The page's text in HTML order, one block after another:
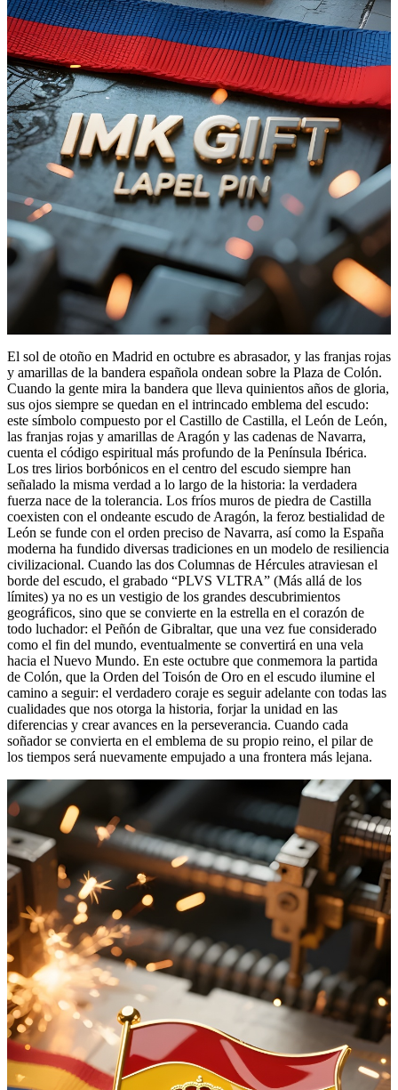
El sol de otoño en Madrid en octubre es abrasador, y las franjas rojas
y amarillas de la bandera española ondean sobre la Plaza de Colón.
Cuando la gente mira la bandera que lleva quinientos años de gloria,
sus ojos siempre se quedan en el intrincado emblema del escudo:
este símbolo compuesto por el Castillo de Castilla, el León de León,
las franjas rojas y amarillas de Aragón y las cadenas de Navarra,
cuenta el código espiritual más profundo de la Península Ibérica.
Los tres lirios borbónicos en el centro del escudo siempre han
señalado la misma verdad a lo largo de la historia: la verdadera
fuerza nace de la tolerancia. Los fríos muros de piedra de Castilla
coexisten con el ondeante escudo de Aragón, la feroz bestialidad de
León se funde con el orden preciso de Navarra, así como la España
moderna ha fundido diversas tradiciones en un modelo de resiliencia
civilizacional. Cuando las dos Columnas de Hércules atraviesan el
borde del escudo, el grabado “PLVS VLTRA” (Más allá de los
límites) ya no es un vestigio de los grandes descubrimientos
geográficos, sino que se convierte en la estrella en el corazón de
todo luchador: el Peñón de Gibraltar, que una vez fue considerado
como el fin del mundo, eventualmente se convertirá en una vela
hacia el Nuevo Mundo. En este octubre que conmemora la partida
de Colón, que la Orden del Toisón de Oro en el escudo ilumine el
camino a seguir: el verdadero coraje es seguir adelante con todas las
cualidades que nos otorga la historia, forjar la unidad en las
diferencias y crear avances en la perseverancia. Cuando cada
soñador se convierta en el emblema de su propio reino, el pilar de
los tiempos será nuevamente empujado a una frontera más lejana.